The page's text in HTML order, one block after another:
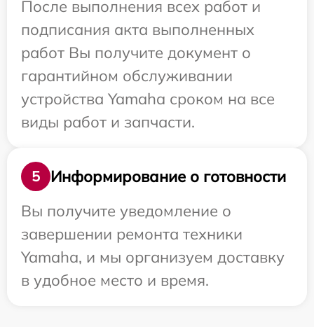
После выполнения всех работ и
подписания акта выполненных
работ Вы получите документ о
гарантийном обслуживании
устройства Yamaha сроком на все
виды работ и запчасти.
5
Информирование о готовности
Вы получите уведомление о
завершении ремонта техники
Yamaha, и мы организуем доставку
в удобное место и время.